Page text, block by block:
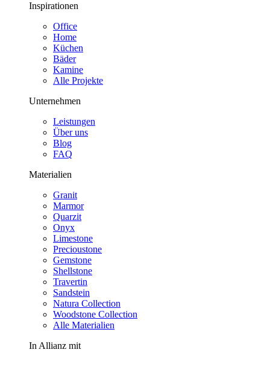
Inspirationen
Office
Home
Küchen
Bäder
Kamine
Alle Projekte
Unternehmen
Leistungen
Über uns
Blog
FAQ
Materialien
Granit
Marmor
Quarzit
Onyx
Limestone
Precioustone
Gemstone
Shellstone
Travertin
Sandstein
Natura Collection
Woodstone Collection
Alle Materialien
In Allianz mit